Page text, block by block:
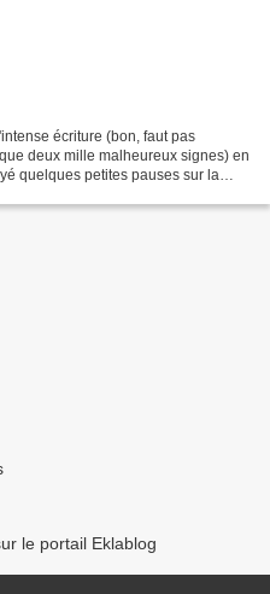
écriture (bon, faut pas
deux mille malheureux signes) en
quelques petites pauses sur la
le portail Eklablog